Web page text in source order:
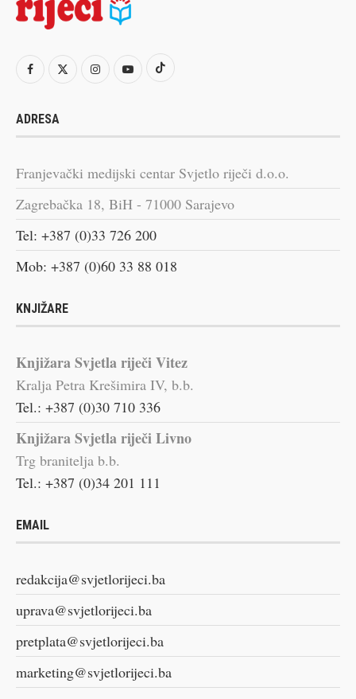
ADRESA
Franjevački medijski centar Svjetlo riječi d.o.o.
Zagrebačka 18, BiH - 71000 Sarajevo
Tel: +387 (0)33 726 200
Mob: +387 (0)60 33 88 018
KNJIŽARE
Knjižara Svjetla riječi Vitez
Kralja Petra Krešimira IV, b.b.
Tel.: +387 (0)30 710 336
Knjižara Svjetla riječi Livno
Trg branitelja b.b.
Tel.: +387 (0)34 201 111
EMAIL
redakcija@svjetlorijeci.ba
uprava@svjetlorijeci.ba
pretplata@svjetlorijeci.ba
marketing@svjetlorijeci.ba